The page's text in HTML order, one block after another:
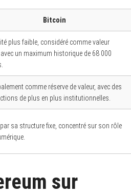
Bitcoin
plus faible, considéré comme valeur
un maximum historique de 68 000
comme réserve de valeur, avec des
de plus en plus institutionnelles.
sa structure fixe, concentré sur son rôle
sur